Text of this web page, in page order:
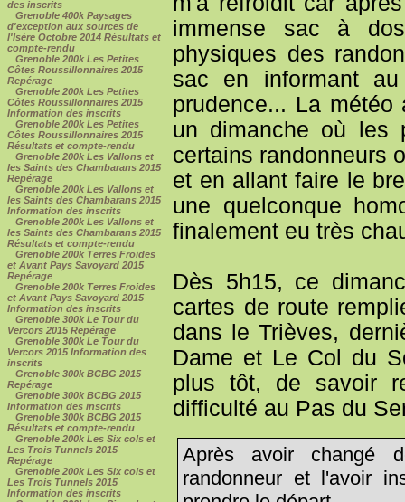
des inscrits
Grenoble 400k Paysages
d'exception aux sources de
l'Isère Octobre 2014 Résultats et
compte-rendu
Grenoble 200k Les Petites
Côtes Roussillonnaires 2015
Repérage
Grenoble 200k Les Petites
Côtes Roussillonnaires 2015
Information des inscrits
Grenoble 200k Les Petites
Côtes Roussillonnaires 2015
Résultats et compte-rendu
Grenoble 200k Les Vallons et
les Saints des Chambarans 2015
Repérage
Grenoble 200k Les Vallons et
les Saints des Chambarans 2015
Information des inscrits
Grenoble 200k Les Vallons et
les Saints des Chambarans 2015
Résultats et compte-rendu
Grenoble 200k Terres Froides
et Avant Pays Savoyard 2015
Repérage
Grenoble 200k Terres Froides
et Avant Pays Savoyard 2015
Information des inscrits
Grenoble 300k Le Tour du
Vercors 2015 Repérage
Grenoble 300k Le Tour du
Vercors 2015 Information des
inscrits
Grenoble 300k BCBG 2015
Repérage
Grenoble 300k BCBG 2015
Information des inscrits
Grenoble 300k BCBG 2015
Résultats et compte-rendu
Grenoble 200k Les Six cols et
Les Trois Tunnels 2015
Repérage
Grenoble 200k Les Six cols et
Les Trois Tunnels 2015
Information des inscrits
immense sac à
physiques des
sac en informant
prudence... La
un dimanche où les
certains randonneurs
et en allant faire le
une quelconque
finalement eu très
Dès 5h15, ce
cartes de route
dans le Trièves,
Dame et Le Col du
plus tôt, de savoir
difficulté au Pas du
Après avoir changé
randonneur et l'avoir